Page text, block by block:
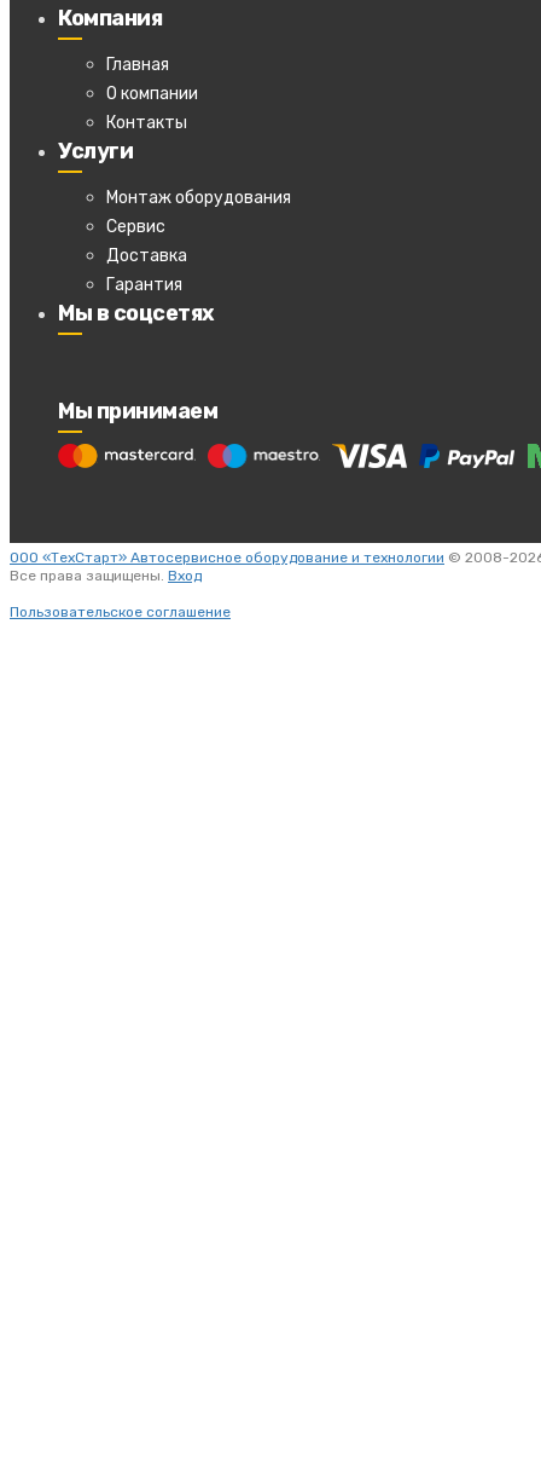
Компания
Главная
О компании
Контакты
Услуги
Монтаж оборудования
Сервис
Доставка
Гарантия
Мы в соцсетях
Мы принимаем
ООО «ТехСтарт» Автосервисное оборудование и технологии © 2008-
Все права защищены. Вход
Пользовательское соглашение